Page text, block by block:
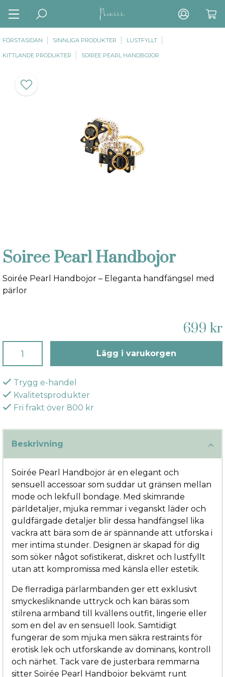
FÖRSTASIDAN SINNLIGA PRODUKTER LUSTFYLLT
KITTLANDE PRODUKTER SOIREE PEARL HANDBOJOR
Soiree Pearl Handbojor
Soirée Pearl Handbojor – Eleganta handfängsel med
pärlor
699 kr
Lägg i varukorgen
Trygg e-handel
Kvalitetsprodukter
Fri frakt över 800 kr
Beskrivning
Soirée Pearl Handbojor är en elegant och
sensuell accessoar som suddar ut gränsen mellan
mode och lekfull bondage. Med skimrande
pärldetaljer, mjuka remmar i veganskt läder och
guldfärgade detaljer blir dessa handfängsel lika
vackra att bära som de är spännande att utforska i
mer intima stunder. Designen är skapad för dig
som söker något sofistikerat, diskret och lustfyllt
utan att kompromissa med känsla eller estetik.
De flerradiga pärlarmbanden ger ett exklusivt
smyckesliknande uttryck och kan bäras som
stilrena armband till kvällens outfit, lingerie eller
som en del av en sensuell look. Samtidigt
fungerar de som mjuka men säkra restraints för
erotisk lek och utforskande av dominans, kontroll
och närhet. Tack vare de justerbara remmarna
sitter Soirée Pearl Handbojor bekvämt runt